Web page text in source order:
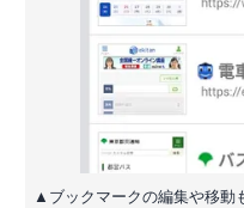
▲ブックマークの編集や移動